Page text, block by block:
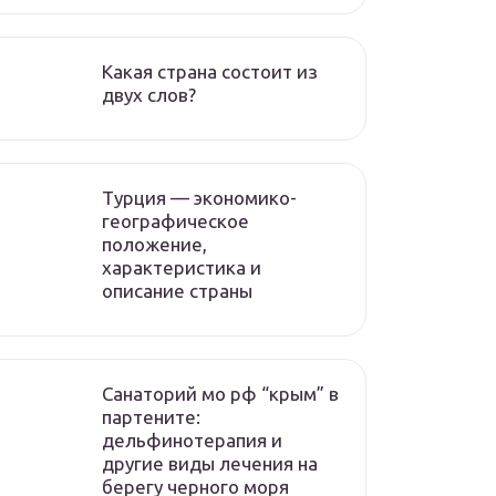
Какая страна состоит из
двух слов?
Турция — экономико-
географическое
положение,
характеристика и
описание страны
Санаторий мо рф “крым” в
партените:
дельфинотерапия и
другие виды лечения на
берегу черного моря